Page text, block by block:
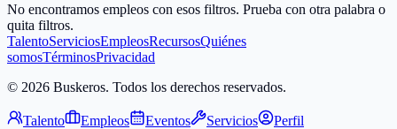
No encontramos empleos con esos filtros. Prueba con otra palabra o
quita filtros.
TalentoServiciosEmpleosRecursosQuiénes
somosTérminosPrivacidad
© 2026 Buskeros. Todos los derechos reservados.
Talento Empleos Eventos Servicios Perfil